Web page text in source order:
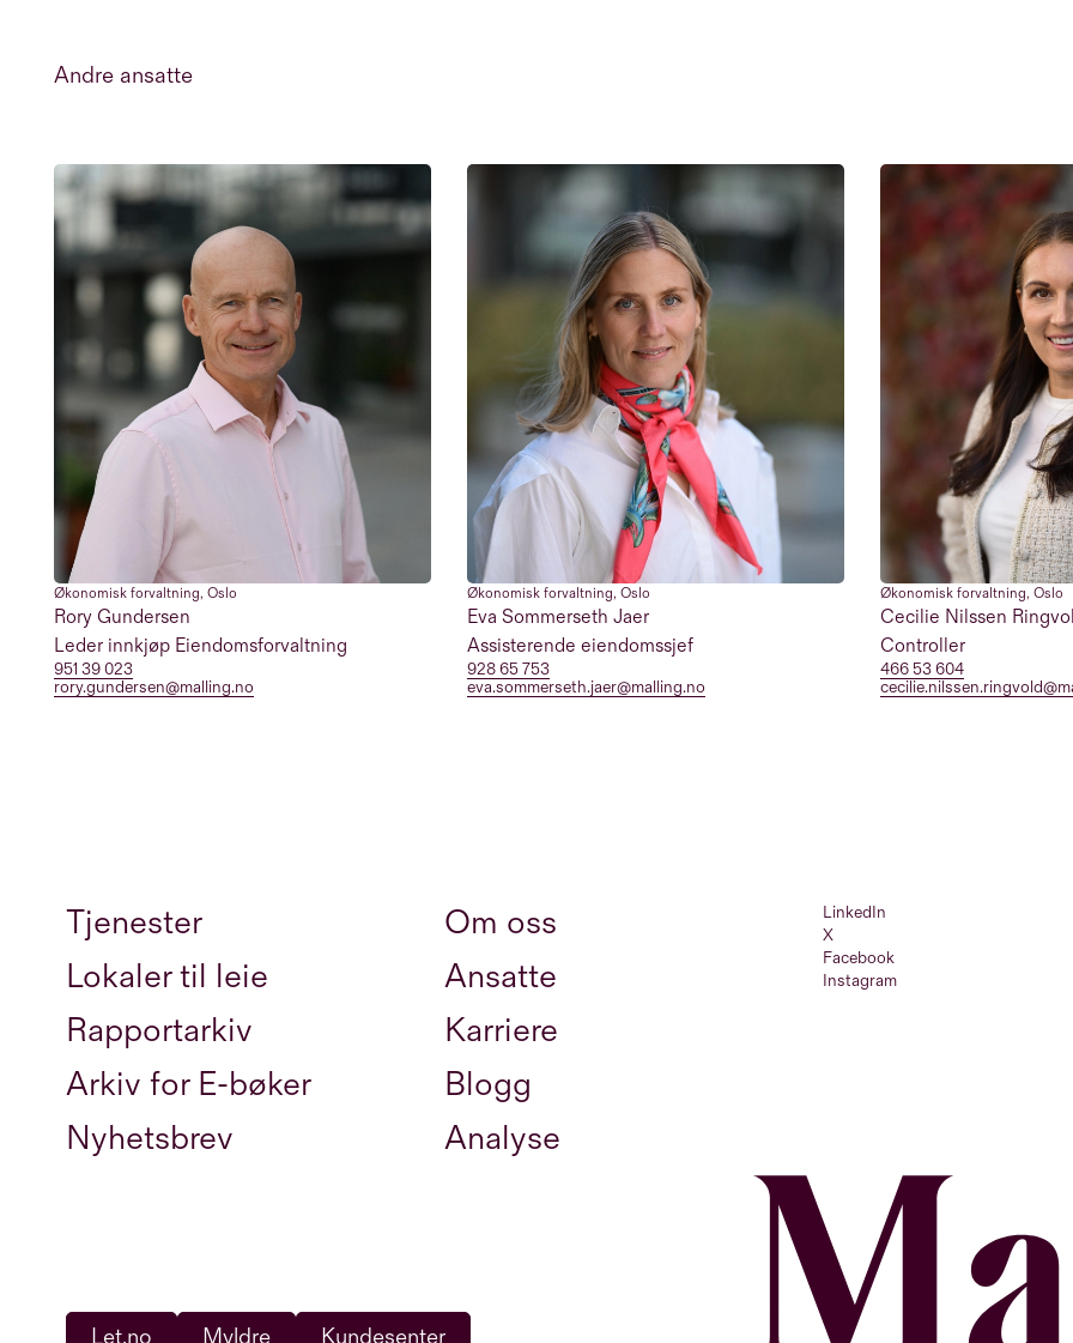
Andre ansatte
Økonomisk forvaltning, Oslo
Rory Gundersen
Leder innkjøp Eiendomsforvaltning
951 39 023
rory.gundersen@malling.no
Økonomisk forvaltning, Oslo
Eva Sommerseth Jaer
Assisterende eiendomssjef
928 65 753
eva.sommerseth.jaer@malling.no
Økonomisk forvaltning, Oslo
Cecilie Nilssen
Controller
466 53 604
Tjenester
Om oss
Lokaler til leie
Ansatte
Rapportarkiv
Karriere
Arkiv for E-bøker
Blogg
Nyhetsbrev
Analyse
LinkedIn
X
Facebook
Instagram
Let.no Myldre Kundesenter